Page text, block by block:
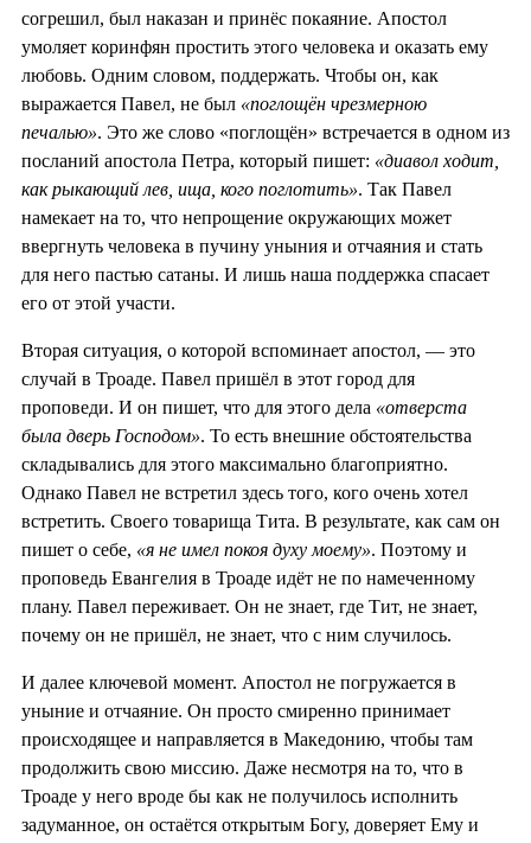
согрешил, был наказан и принёс покаяние. Апостол
умоляет коринфян простить этого человека и оказать ему
любовь. Одним словом, поддержать. Чтобы он, как
выражается Павел, не был «поглощён чрезмерною
печалью». Это же слово «поглощён» встречается в одном из
посланий апостола Петра, который пишет: «диавол ходит,
как рыкающий лев, ища, кого поглотить». Так Павел
намекает на то, что непрощение окружающих может
ввергнуть человека в пучину уныния и отчаяния и стать
для него пастью сатаны. И лишь наша поддержка спасает
его от этой участи.
Вторая ситуация, о которой вспоминает апостол, — это
случай в Троаде. Павел пришёл в этот город для
проповеди. И он пишет, что для этого дела «отверста
была дверь Господом». То есть внешние обстоятельства
складывались для этого максимально благоприятно.
Однако Павел не встретил здесь того, кого очень хотел
встретить. Своего товарища Тита. В результате, как сам он
пишет о себе, «я не имел покоя духу моему». Поэтому и
проповедь Евангелия в Троаде идёт не по намеченному
плану. Павел переживает. Он не знает, где Тит, не знает,
почему он не пришёл, не знает, что с ним случилось.
И далее ключевой момент. Апостол не погружается в
уныние и отчаяние. Он просто смиренно принимает
происходящее и направляется в Македонию, чтобы там
продолжить свою миссию. Даже несмотря на то, что в
Троаде у него вроде бы как не получилось исполнить
задуманное, он остаётся открытым Богу, доверяет Ему и